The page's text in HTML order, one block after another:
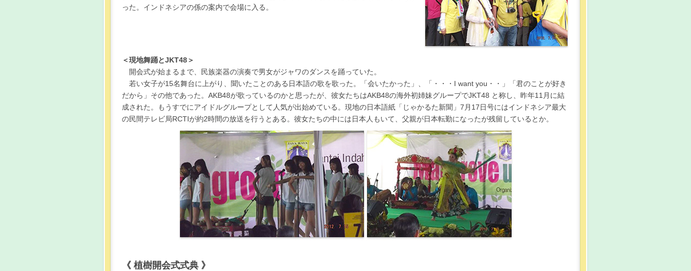
った。インドネシアの係の案内で会場に入る。
＜現地舞踊とJKT48＞
開会式が始まるまで、民族楽器の演奏で男女がジャワのダンスを踊っていた。
若い女子が15名舞台に上がり、聞いたことのある日本語の歌を歌った。「会いたかった」、「・・・I want you・・」「君のことが好き
だから」その他であった。AKB48が歌っているのかと思ったが、彼女たちはAKB48の海外初姉妹グループでJKT48 と称し、昨年11月に結
成された。もうすでにアイドルグループとして人気が出始めている。現地の日本語紙「じゃかるた新聞」7月17日号にはインドネシア最大
の民間テレビ局RCTIが約2時間の放送を行うとある。彼女たちの中には日本人もいて、父親が日本転勤になったが残留しているとか。
《 植樹開会式式典 》